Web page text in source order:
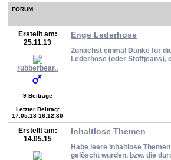
FORUM
Erstellt am:
25.11.13
rubberbear..
9 Beiträge
Letzter Beitrag:
17.05.18 16:12:30
Enge Lederhose
Zunächst einmal Danke für
Lederhose (oder Stoffjeans),
Erstellt am:
14.05.15
Inhaltlose Themen
Habe leere inhaltlose
gelöscht wurden, bzw. die